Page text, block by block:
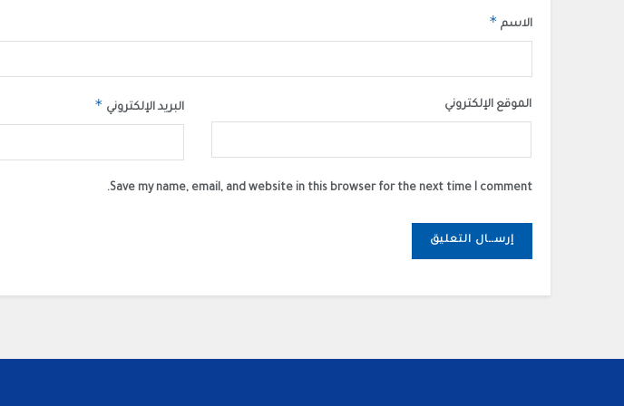
الاسم *
البريد الإلكتروني * الموقع الإلكتروني
Save my name, email, and website in this browser for the next time I comment.